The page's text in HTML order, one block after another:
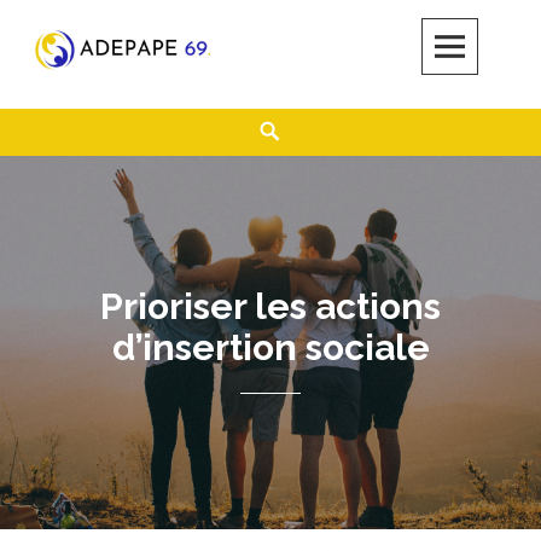
content
Prioriser les actions
d’insertion sociale